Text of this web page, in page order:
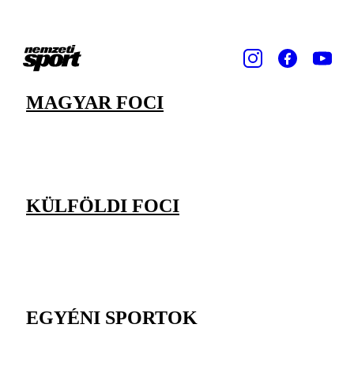
MAGYAR FOCI
KÜLFÖLDI FOCI
EGYÉNI SPORTOK